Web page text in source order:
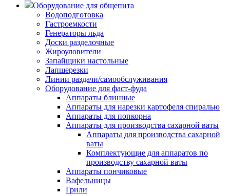
Оборудование для общепита
Водоподготовка
Гастроемкости
Генераторы льда
Доски разделочные
Жироуловители
Запайщики настольные
Лапшерезки
Линии раздачи/самообслуживания
Оборудование для фаст-фуда
Аппараты блинные
Аппараты для нарезки картофеля спиралью
Аппараты для попкорна
Аппараты для производства сахарной ваты
Аппараты для производства сахарной
ваты
Комплектующие для аппаратов по
производству сахарной ваты
Аппараты пончиковые
Вафельницы
Грили